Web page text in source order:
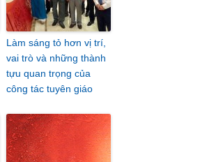
Làm sáng tỏ hơn vị trí,
vai trò và những thành
tựu quan trọng của
công tác tuyên giáo